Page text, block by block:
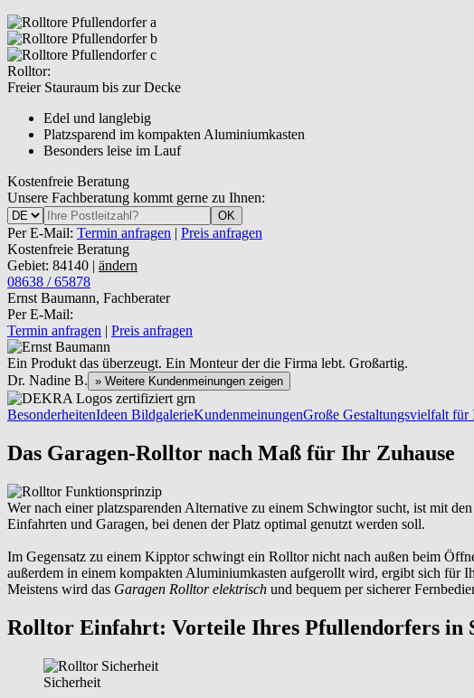
Rolltor:
Freier Stauraum bis zur Decke
Edel und langlebig
Platzsparend im kompakten Aluminiumkasten
Besonders leise im Lauf
Kostenfreie Beratung
Unsere Fachberatung kommt gerne zu Ihnen:
OK
Per E-Mail: Termin anfragen | Preis anfragen
Kostenfreie Beratung
Gebiet: 84140 | ändern
08638 / 65878
Ernst Baumann, Fachberater
Per E-Mail:
Termin anfragen | Preis anfragen
Ein Produkt das überzeugt. Ein Monteur der die Firma lebt. Großartig.
Dr. Nadine B. » Weitere Kundenmeinungen zeigen
BesonderheitenIdeen BildgalerieKundenmeinungenGroße Gestaltungsvielfalt
Das Garagen-Rolltor nach Maß für Ihr Zuhause
Wer nach einer platzsparenden Alternative zu einem Schwingtor sucht, ist mit
Einfahrten und Garagen, bei denen der Platz optimal genutzt werden soll.
Im Gegensatz zu einem Kipptor schwingt ein Rolltor nicht nach außen beim
außerdem in einem kompakten Aluminiumkasten aufgerollt wird, ergibt sich für
Meistens wird das Garagen Rolltor elektrisch und bequem per sicherer
Rolltor Einfahrt: Vorteile Ihres Pfullendorfers in
Sicherheit